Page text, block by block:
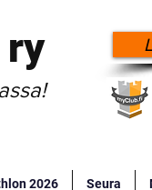
ry
2026 Seura